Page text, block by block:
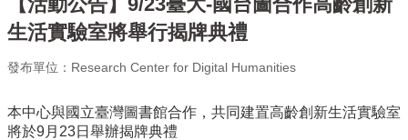
語
詞
彙
News
生活實驗室將舉行揭牌典禮
發布單位：Research Center for Digital Humanities
本中心與國立臺灣圖書館合作，共同建置高齡創新生活實驗室
將於9月23日舉辦揭牌典禮